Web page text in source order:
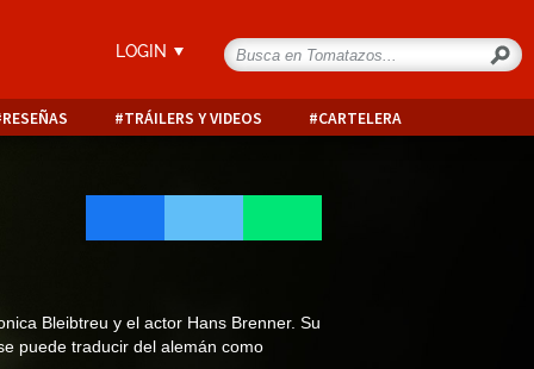
LOGIN
RESEÑAS TRÁILERS Y VIDEOS CARTELERA
Bleibtreu y el actor Hans Brenner. Su
puede traducir del alemán como